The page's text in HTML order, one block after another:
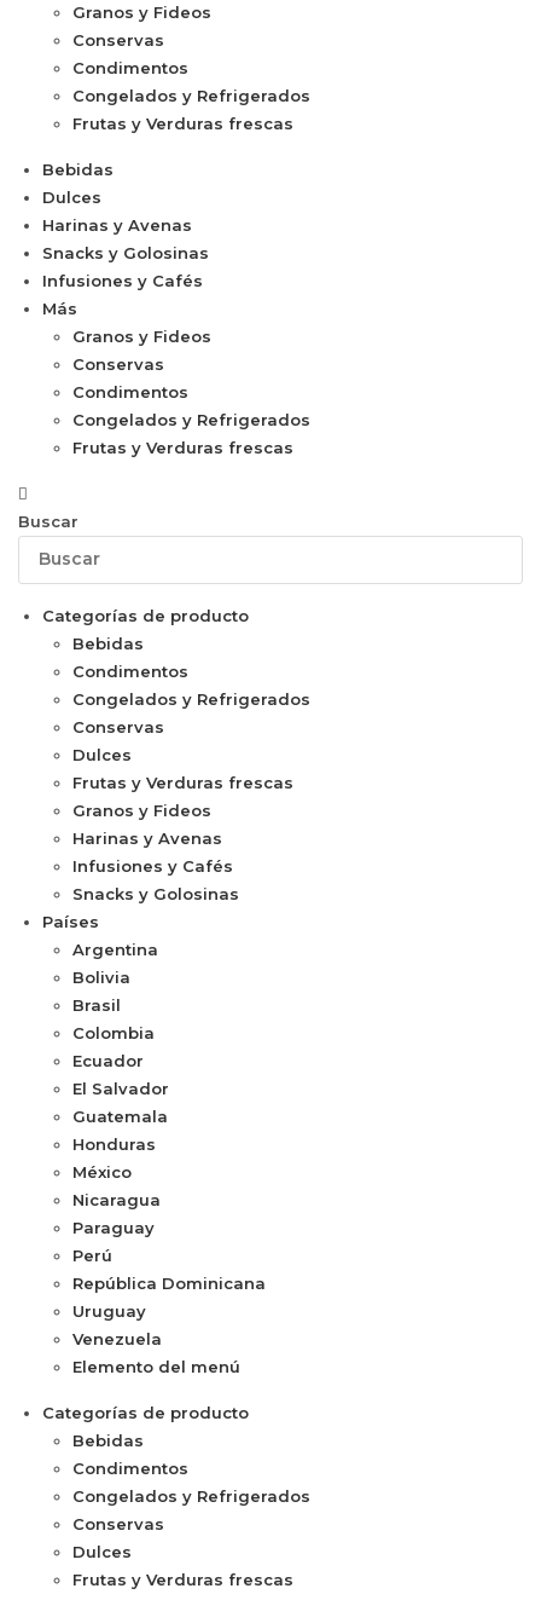
Granos y Fideos
Conservas
Condimentos
Congelados y Refrigerados
Frutas y Verduras frescas
Bebidas
Dulces
Harinas y Avenas
Snacks y Golosinas
Infusiones y Cafés
Más
Granos y Fideos
Conservas
Condimentos
Congelados y Refrigerados
Frutas y Verduras frescas
Buscar
Categorías de producto
Bebidas
Condimentos
Congelados y Refrigerados
Conservas
Dulces
Frutas y Verduras frescas
Granos y Fideos
Harinas y Avenas
Infusiones y Cafés
Snacks y Golosinas
Países
Argentina
Bolivia
Brasil
Colombia
Ecuador
El Salvador
Guatemala
Honduras
México
Nicaragua
Paraguay
Perú
República Dominicana
Uruguay
Venezuela
Elemento del menú
Categorías de producto
Bebidas
Condimentos
Congelados y Refrigerados
Conservas
Dulces
Frutas y Verduras frescas